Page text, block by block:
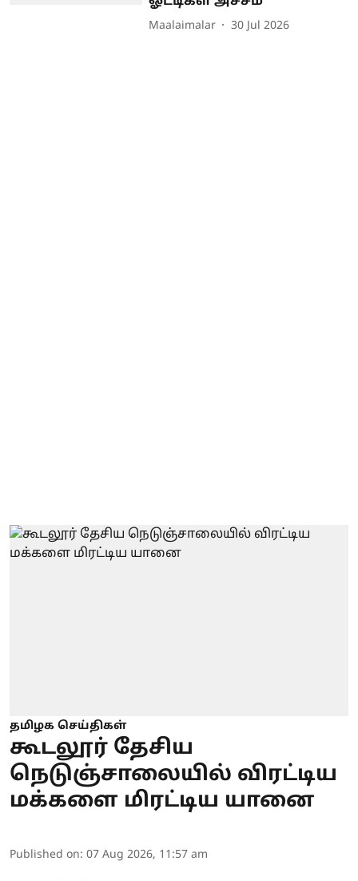
Maalaimalar 30 Jul 2026
தமிழக செய்திகள்
கூடலூர் தேசிய
நெடுஞ்சாலையில் விரட்டிய
மக்களை மிரட்டிய யானை
Published on: 07 Aug 2026, 11:57 am